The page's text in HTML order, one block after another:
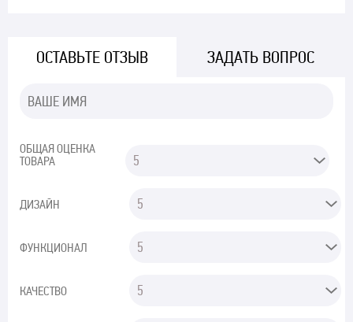
ОСТАВЬТЕ ОТЗЫВ ЗАДАТЬ ВОПРОС
ОБЩАЯ ОЦЕНКА
ТОВАРА
ДИЗАЙН
ФУНКЦИОНАЛ
КАЧЕСТВО